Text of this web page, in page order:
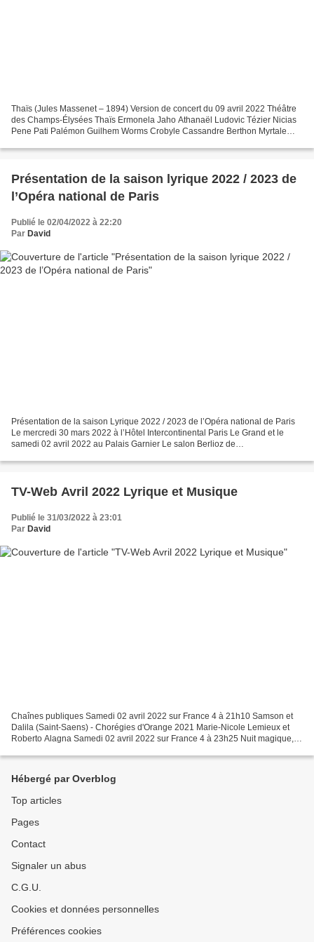
Thaïs (Jules Massenet – 1894) Version de concert du 09 avril 2022 Théâtre
des Champs-Élysées Thaïs Ermonela Jaho Athanaël Ludovic Tézier Nicias
Pene Pati Palémon Guilhem Worms Crobyle Cassandre Berthon Myrtale
Présentation de la saison lyrique 2022 / 2023 de
l’Opéra national de Paris
Publié le 02/04/2022 à 22:20
Par David
Présentation de la saison Lyrique 2022 / 2023 de l’Opéra national de Paris
Le mercredi 30 mars 2022 à l’Hôtel Intercontinental Paris Le Grand et le
samedi 02 avril 2022 au Palais Garnier Le salon Berlioz de
TV-Web Avril 2022 Lyrique et Musique
Publié le 31/03/2022 à 23:01
Par David
Chaînes publiques Samedi 02 avril 2022 sur France 4 à 21h10 Samson et
Dalila (Saint-Saens) - Chorégies d'Orange 2021 Marie-Nicole Lemieux et
Roberto Alagna Samedi 02 avril 2022 sur France 4 à 23h25 Nuit magique, la
Hébergé par Overblog
Top articles
Pages
Contact
Signaler un abus
C.G.U.
Cookies et données personnelles
Préférences cookies